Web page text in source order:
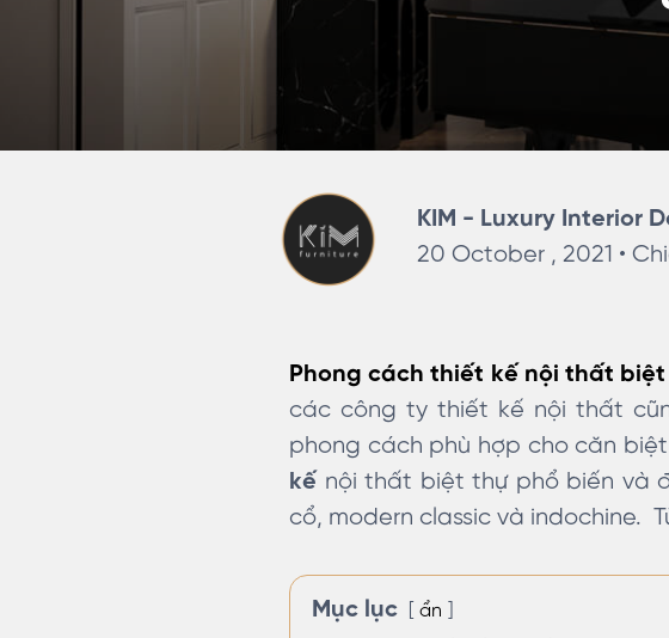
KIM - Luxury Interior
20 October , 2021 •
Phong cách thiết kế nội thất
các công ty thiết kế nội thất
phong cách phù hợp cho căn
kế nội thất biệt thự phổ biến và
cổ, modern classic và indochine.
Mục lục
ẩn